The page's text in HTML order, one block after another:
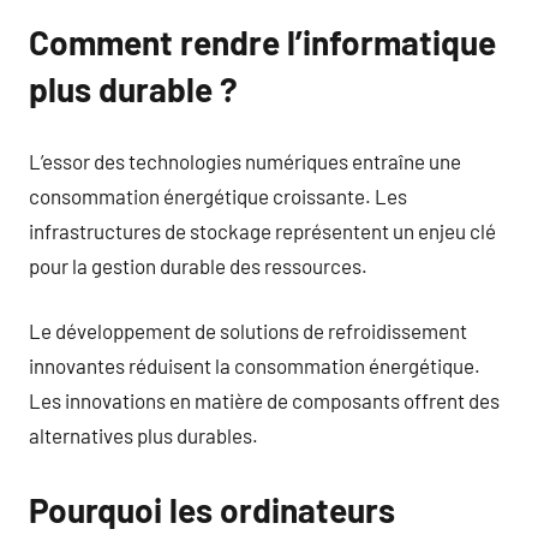
Comment rendre l’informatique
plus durable ?
L’essor des technologies numériques entraîne une
consommation énergétique croissante. Les
infrastructures de stockage représentent un enjeu clé
pour la gestion durable des ressources.
Le développement de solutions de refroidissement
innovantes réduisent la consommation énergétique.
Les innovations en matière de composants offrent des
alternatives plus durables.
Pourquoi les ordinateurs